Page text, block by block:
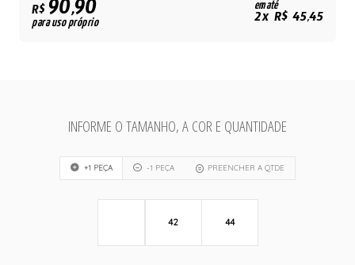
R$90,90
para uso próprio
em até
2x R$ 45,45
INFORME O TAMANHO, A COR E QUANTIDADE
+1 PEÇA -1 PEÇA PREENCHER A QTDE
42 44